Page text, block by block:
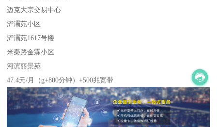
迈克大宗交易中心
浐灞苑小区
浐灞苑1617号楼
米秦路金霖小区
河滨丽景苑
47.4元/月（g+800分钟）+500兆宽带